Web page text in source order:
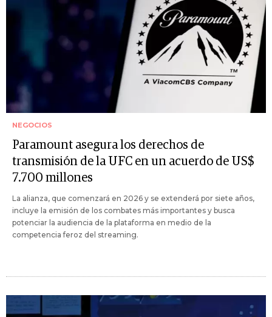
NEGOCIOS
Paramount asegura los derechos de
transmisión de la UFC en un acuerdo de US$
7.700 millones
La alianza, que comenzará en 2026 y se extenderá por siete años,
incluye la emisión de los combates más importantes y busca
potenciar la audiencia de la plataforma en medio de la
competencia feroz del streaming.